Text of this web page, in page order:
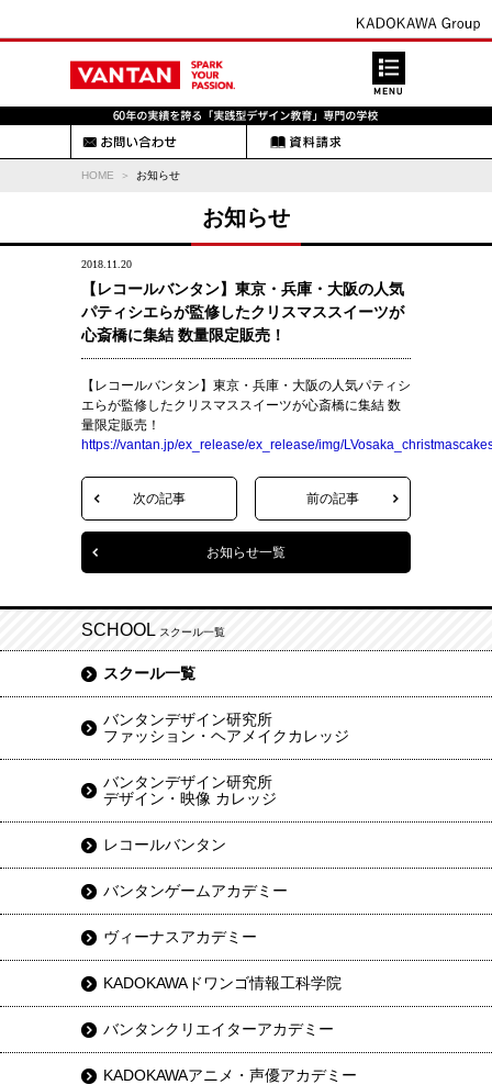
HOME お知らせ
お知らせ
2018.11.20
【レコールバンタン】東京・兵庫・大阪の人気
パティシエらが監修したクリスマススイーツが
心斎橋に集結 数量限定販売！
【レコールバンタン】東京・兵庫・大阪の人気パティシ
エらが監修したクリスマススイーツが心斎橋に集結 数
量限定販売！
https://vantan.jp/ex_release/ex_release/img/
次の記事 前の記事
お知らせ一覧
SCHOOL スクール一覧
スクール一覧
バンタンデザイン研究所
ファッション・ヘアメイクカレッジ
バンタンデザイン研究所
デザイン・映像 カレッジ
レコールバンタン
バンタンゲームアカデミー
ヴィーナスアカデミー
KADOKAWAドワンゴ情報工科学院
バンタンクリエイターアカデミー
KADOKAWAアニメ・声優アカデミー